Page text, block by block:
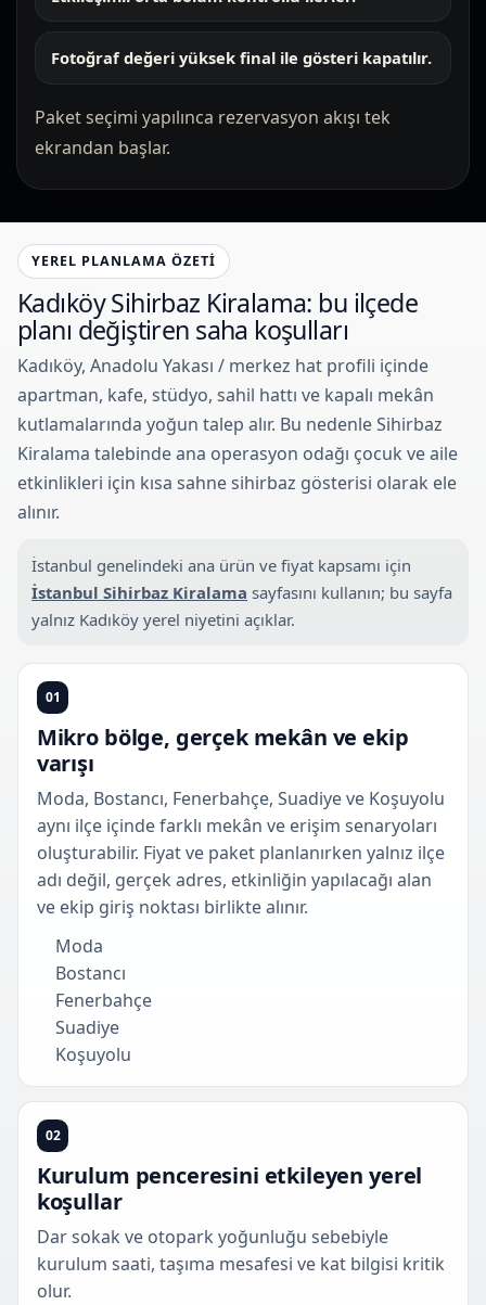
Fotoğraf değeri yüksek final ile gösteri kapatılır.
Paket seçimi yapılınca rezervasyon akışı tek
ekrandan başlar.
YEREL PLANLAMA ÖZETI
Kadıköy Sihirbaz Kiralama: bu ilçede
planı değiştiren saha koşulları
Kadıköy, Anadolu Yakası / merkez hat profili içinde
apartman, kafe, stüdyo, sahil hattı ve kapalı mekân
kutlamalarında yoğun talep alır. Bu nedenle Sihirbaz
Kiralama talebinde ana operasyon odağı çocuk ve aile
etkinlikleri için kısa sahne sihirbaz gösterisi olarak ele
alınır.
İstanbul genelindeki ana ürün ve fiyat kapsamı için
İstanbul Sihirbaz Kiralama sayfasını kullanın; bu sayfa
yalnız Kadıköy yerel niyetini açıklar.
01
Mikro bölge, gerçek mekân ve ekip
varışı
Moda, Bostancı, Fenerbahçe, Suadiye ve Koşuyolu
aynı ilçe içinde farklı mekân ve erişim senaryoları
oluşturabilir. Fiyat ve paket planlanırken yalnız ilçe
adı değil, gerçek adres, etkinliğin yapılacağı alan
ve ekip giriş noktası birlikte alınır.
Moda
Bostancı
Fenerbahçe
Suadiye
Koşuyolu
02
Kurulum penceresini etkileyen yerel
koşullar
Dar sokak ve otopark yoğunluğu sebebiyle
kurulum saati, taşıma mesafesi ve kat bilgisi kritik
olur.